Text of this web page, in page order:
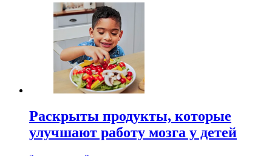
Раскрыты продукты, которые
улучшают работу мозга у детей